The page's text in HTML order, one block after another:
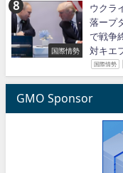
国際情勢
ウクラ
落ープ
で戦争
対キエ
国際情勢
GMO Sponsor